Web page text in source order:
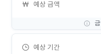
예상 금액
예상 기간